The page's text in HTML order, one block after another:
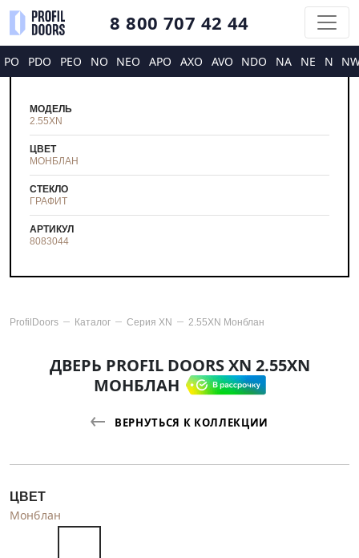
8 800 707 42 44
PO PDO PEO NO NEO APO AXO AVO NDO NA NE N
МОДЕЛЬ
2.55XN
ЦВЕТ
МОНБЛАН
СТЕКЛО
ГРАФИТ
АРТИКУЛ
8083044
ProfilDoors Каталог Серия XN 2.55XN Монблан
ДВЕРЬ PROFIL DOORS XN 2.55XN
МОНБЛАН
ВЕРНУТЬСЯ К КОЛЛЕКЦИИ
ЦВЕТ
Монблан